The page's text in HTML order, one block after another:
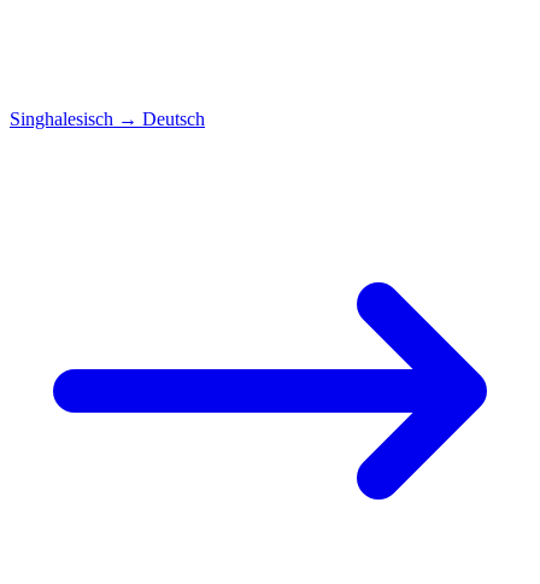
Singhalesisch → Deutsch